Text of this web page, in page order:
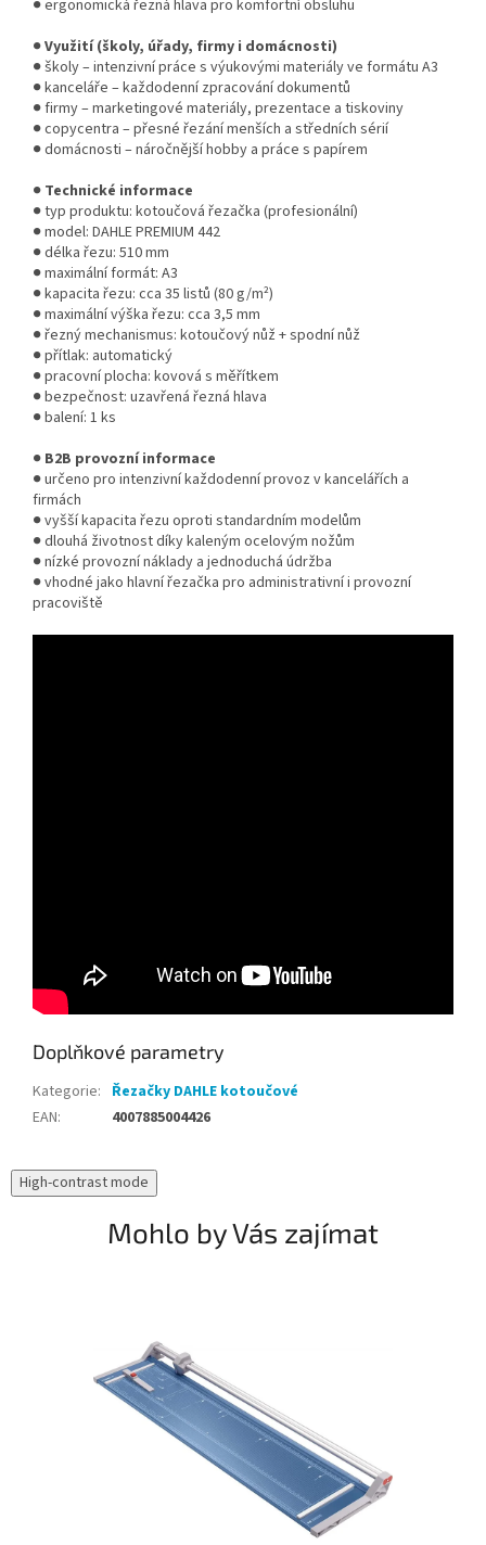
● ergonomická řezná hlava pro komfortní obsluhu
●Využití (školy, úřady, firmy i domácnosti)
● školy – intenzivní práce s výukovými materiály ve formátu A3
● kanceláře – každodenní zpracování dokumentů
● firmy – marketingové materiály, prezentace a tiskoviny
● copycentra – přesné řezání menších a středních sérií
● domácnosti – náročnější hobby a práce s papírem
● Technické informace
● typ produktu: kotoučová řezačka (profesionální)
● model: DAHLE PREMIUM 442
● délka řezu: 510 mm
● maximální formát: A3
● kapacita řezu: cca 35 listů (80 g/m²)
● maximální výška řezu: cca 3,5 mm
● řezný mechanismus: kotoučový nůž + spodní nůž
● přítlak: automatický
● pracovní plocha: kovová s měřítkem
● bezpečnost: uzavřená řezná hlava
● balení: 1 ks
● B2B provozní informace
● určeno pro intenzivní každodenní provoz v kancelářích a
firmách
● vyšší kapacita řezu oproti standardním modelům
● dlouhá životnost díky kaleným ocelovým nožům
● nízké provozní náklady a jednoduchá údržba
● vhodné jako hlavní řezačka pro administrativní i provozní
pracoviště
Doplňkové parametry
Kategorie: Řezačky DAHLE kotoučové
EAN: 4007885004426
High-contrast mode
Mohlo by Vás zajímat